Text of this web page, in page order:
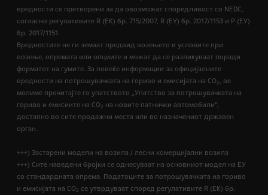
вредности се претворени за да овозможат споредливост со NEDC,
согласно регулативите R (EК) бр. 715/2007, R (ЕУ) бр. 2017/1153 и Р (ЕУ)
бр. 2017/1151.
Вредностите не ги земаат предвид возењето и условите при
возење, опремата или опциите и можат да се разликуваат поради
форматот на гумите. За повеќе информации за официјалните
вредности на потрошувачката на гориво и емисијата на CO2, ве
молиме прочитајте го упатството „Упатство за потрошувачката на
гориво и емисиите на CO2 на новите патнички автомобили“,
достапно во сите продажни места или во назначениот државен
орган.
+++) Застарени модели на возила / лесни комерцијални возила
+++) Сите наведени бројки се однесуваат на основниот модел на ЕУ
со стандардната опрема. Податоците за потрошувачката на гориво
и емисијата на СО2 се утврдуваат според регулативите R (ЕК) бр.